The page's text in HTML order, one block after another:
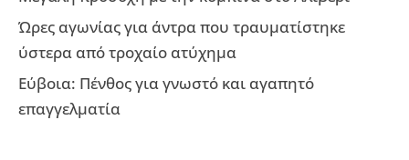
Ώρες αγωνίας για άντρα που τραυματίστηκε
ύστερα από τροχαίο ατύχημα
Εύβοια: Πένθος για γνωστό και αγαπητό
επαγγελματία